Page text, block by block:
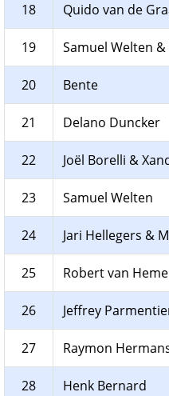
18 Quido van de
19 Samuel Welten
20 Bente
21 Delano Duncker
22 Joël Borelli &
23 Samuel Welten
24 Jari Hellegers &
25 Robert van
26 Jeffrey
27 Raymon
28 Henk Bernard